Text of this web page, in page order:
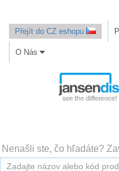
Přejít do CZ eshopu
O Nás
Nenašli ste, čo hľadáte?